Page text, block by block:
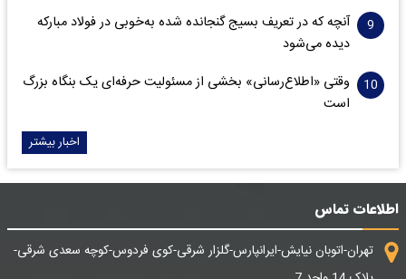
آنچه که در تعریف بسیج گنجانده شده به‌خوبی در فولاد مبارکه
دیده می‌شود
وقتی «اطلاع‌رسانی» بخشی از مسئولیت حرفه‌ای یک بنگاه بزرگ
است
اخبار بیشتر
اطلاعات تماس
تهران-اتوبان نیایش-ایرانپارس-گلزار شرقی-کوی فردوس-کوچه سعدی شرقی-